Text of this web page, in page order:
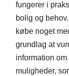
fungerer i
bolig og
købe noget
grundlag at
information
muligheder,